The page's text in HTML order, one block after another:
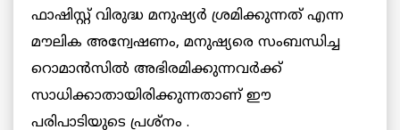
ഫാഷിസ്റ്റ് വിരുദ്ധ മനുഷ്യര്‍ ശ്രമിക്കുന്നത് എന്ന
മൗലിക അന്വേഷണം, മനുഷ്യരെ സംബന്ധിച്ച
റൊമാന്‍സില്‍ അഭിരമിക്കുന്നവര്‍ക്ക്
സാധിക്കാതായിരിക്കുന്നതാണ് ഈ
പരിപാടിയുടെ പ്രശ്‌നം .